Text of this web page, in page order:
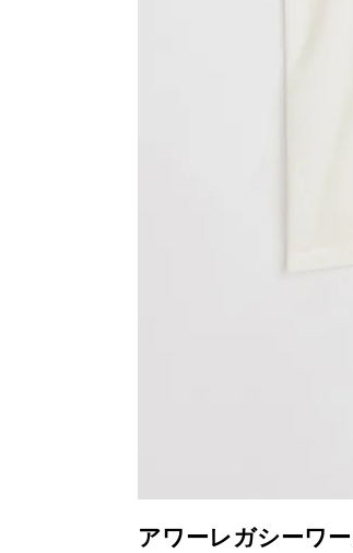
アワーレガシーワ